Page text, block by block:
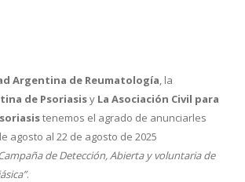
Argentina de Reumatología, la
de Psoriasisy La Asociación Civil para
tenemos el agrado de anunciarles
agosto al 22 de agosto de 2025
de Detección, Abierta y voluntaria de
.